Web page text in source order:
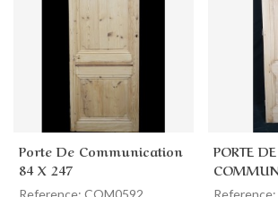
Porte De Communication
84 X 247
Reference: COM0592
PORTE DE
SIMPLE